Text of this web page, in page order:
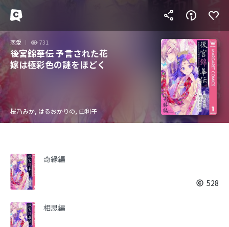
恋愛 731
後宮錦華伝 予言された花
嫁は極彩色の謎をほどく
桜乃みか, はるおかりの, 由利子
奇縁編
528
相思編